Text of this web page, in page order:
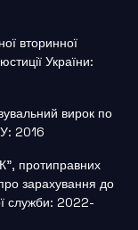
вторинної
України:
вирок по
2016
протиправних
зарахування до
служби: 2022-